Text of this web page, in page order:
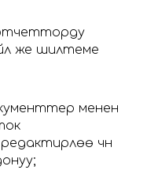
же шилтеме
менен
үчүн